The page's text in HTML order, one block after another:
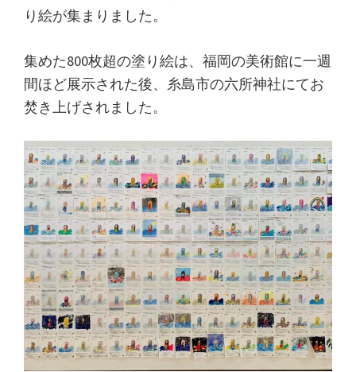
り絵が集まりました。
集めた800枚超の塗り絵は、福岡の美術館に一週
間ほど展示された後、糸島市の六所神社にてお
焚き上げされました。